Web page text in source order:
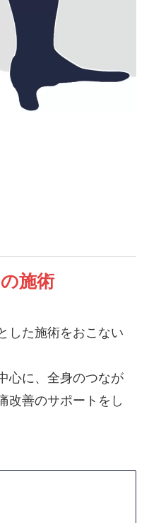
施術
した施術をおこない
心に、全身のつなが
改善のサポートをし